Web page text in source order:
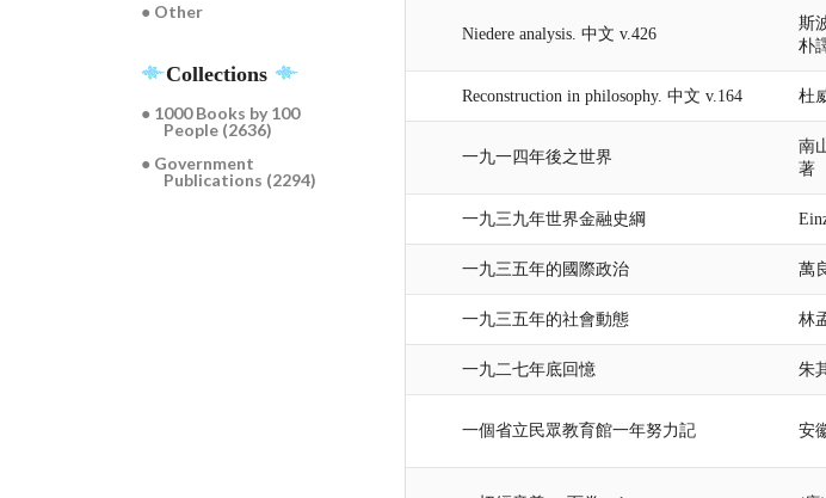
● Other
Collections
● 1000 Books by 100
People (2636)
● Government
Publications (2294)
Niedere analysis. 中文 v.426
斯
朴
Reconstruction in philosophy. 中文 v.164 杜
一九一四年後之世界
南
著
一九三九年世界金融史綱
一九三五年的國際政治 萬
一九三五年的社會動態 林
一九二七年底回憶 朱
一個省立民眾教育館一年努力記 安